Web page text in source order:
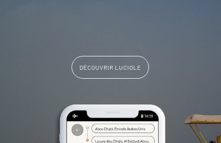
DÉCOUVRIR LUCIOLE